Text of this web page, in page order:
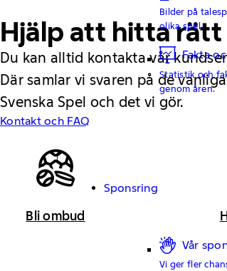
Bilder på
olika spel.
Fakta
Statistik och
genom åren.
Sponsring
Vår
Vi ger fler
Hjälp att hitta rätt
Du kan alltid kontakta vår
Där samlar vi svaren på de
Svenska Spel och det vi gör.
Kontakt och FAQ
Bli ombud